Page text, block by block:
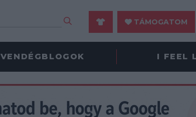
TÁMOGATOM
VENDÉGBLOGOK I FEEL